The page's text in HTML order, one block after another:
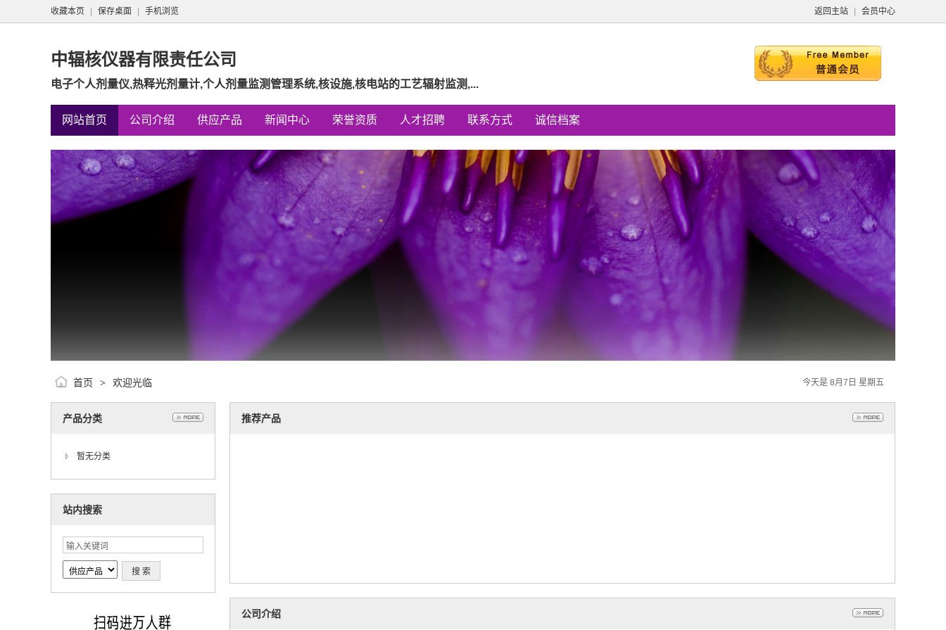
返回主站 会员中心
收藏本页 保存桌面 手机浏览
中辐核仪器有限责任公司
电子个人剂量仪,热释光剂量计,个人剂量监测管理系统,核设施,核电站的工艺辐射监测,...
网站首页 公司介绍 供应产品 新闻中心 荣誉资质 人才招聘 联系方式 诚信档案
今天是 8月7日 星期五
首页 > 欢迎光临
产品分类
暂无分类
站内搜索
推荐产品
公司介绍